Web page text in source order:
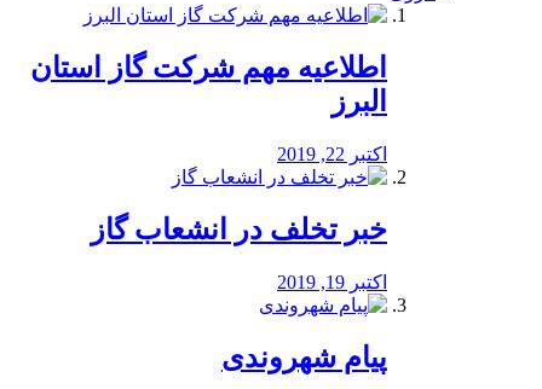
️اطلاعیه مهم شرکت گاز استان
البرز
اکتبر 22, 2019
خبر تخلف در انشعاب گاز
اکتبر 19, 2019
پیام شهروندی